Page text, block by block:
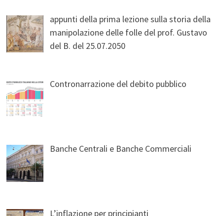
appunti della prima lezione sulla storia della
manipolazione delle folle del prof. Gustavo
del B. del 25.07.2050
Contronarrazione del debito pubblico
Banche Centrali e Banche Commerciali
L’inflazione per principianti